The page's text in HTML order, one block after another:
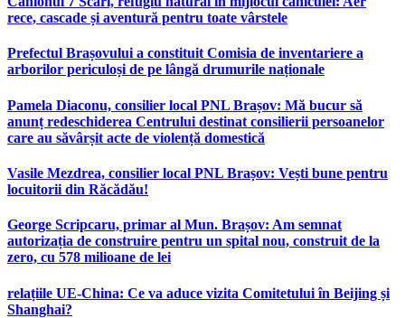
rece, cascade și aventură pentru toate vârstele
Prefectul Brașovului a constituit Comisia de inventariere a
arborilor periculoși de pe lângă drumurile naționale
Pamela Diaconu, consilier local PNL Brașov: Mă bucur să
anunț redeschiderea Centrului destinat consilierii persoanelor
care au săvârșit acte de violență domestică
Vasile Mezdrea, consilier local PNL Brașov: Vești bune pentru
locuitorii din Răcădău!
George Scripcaru, primar al Mun. Brașov: Am semnat
autorizația de construire pentru un spital nou, construit de la
zero, cu 578 milioane de lei
relațiile UE-China: Ce va aduce vizita Comitetului în Beijing și
Shanghai?